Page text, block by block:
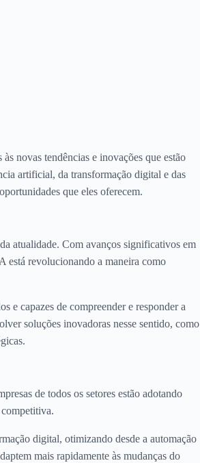
novas tendências e inovações que estão
artificial, da transformação digital e das
que eles oferecem.
atualidade. Com avanços significativos em
está revolucionando a maneira como
e capazes de compreender e responder a
soluções inovadoras nesse sentido, como
de todos os setores estão adotando
digital, otimizando desde a automação
mais rapidamente às mudanças do